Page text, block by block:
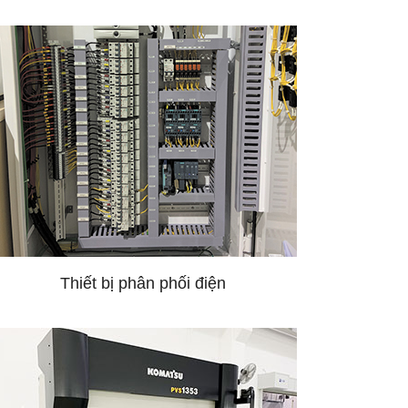
Thiết bị phân phối điện